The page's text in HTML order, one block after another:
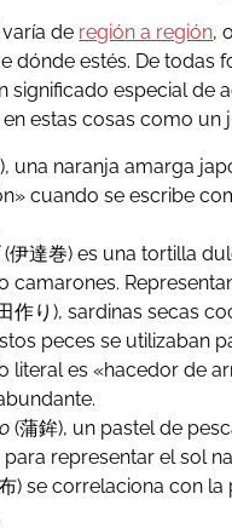
de región a región,
dónde estés. De todas
significado especial de
en estas cosas como
una naranja amarga
cuando se escribe
(伊達巻) es una tortilla
camarones.
作り), sardinas secas
peces se utilizaban
literal es «hacedor de
(蒲鉾), un pastel de
representar el sol
) se correlaciona con